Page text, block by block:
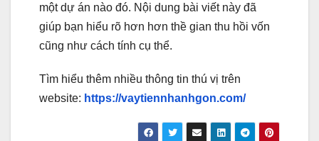
một dự án nào đó. Nội dung bài viết này đã
giúp bạn hiểu rõ hơn hơn thề gian thu hồi vốn
cũng như cách tính cụ thể.
Tìm hiểu thêm nhiều thông tin thú vị trên
website: https://vaytiennhanhgon.com/